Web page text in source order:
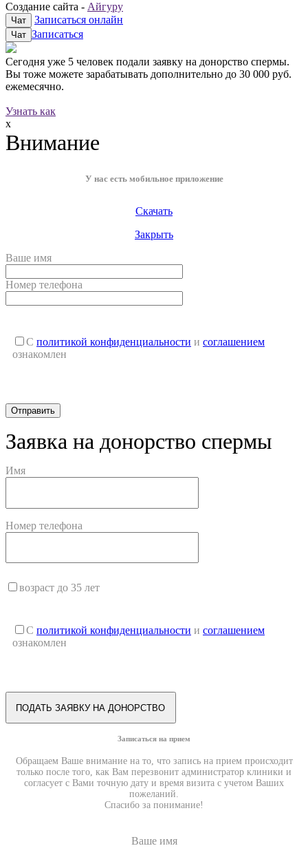
Создание сайта - Айгуру
Чат Записаться онлайн
Чат Записаться
Сегодня уже 5 человек подали заявку на донорство спермы.
Вы тоже можете зарабатывать дополнительно до 30 000 руб.
ежемесячно.
Узнать как
x
Внимание
У нас есть мобильное приложение
Скачать
Закрыть
Ваше имя
Номер телефона
С политикой конфиденциальности и соглашением
ознакомлен
Заявка на донорство спермы
Имя
Номер телефона
возраст до 35 лет
С политикой конфиденциальности и соглашением
ознакомлен
Записаться на прием
Обращаем Ваше внимание на то, что запись на прием происходит
только после того, как Вам перезвонит администратор клиники и
согласует с Вами точную дату и время визита с учетом Ваших
пожеланий.
Спасибо за понимание!
Ваше имя